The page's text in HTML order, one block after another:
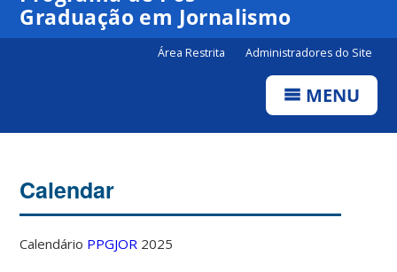
Graduação em Jornalismo
Área Restrita Administradores do Site
MENU
Calendar
Calendário PPGJOR 2025
04:00
05:00